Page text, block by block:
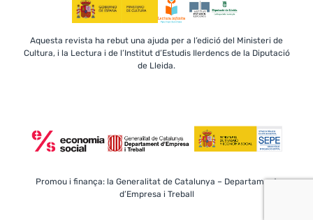
Aquesta revista ha rebut una ajuda per a l’edició del Ministeri de
Cultura, i la Lectura i de l’Institut d’Estudis Ilerdencs de la Diputació
de Lleida.
Promou i finança: la Generalitat de Catalunya – Departament
d’Empresa i Treball